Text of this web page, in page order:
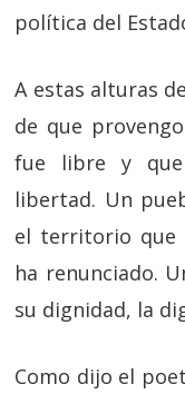
política del
A estas alturas
de que
fue libre y
libertad. Un
el territorio que
ha renunciado.
su dignidad, la
Como dijo el